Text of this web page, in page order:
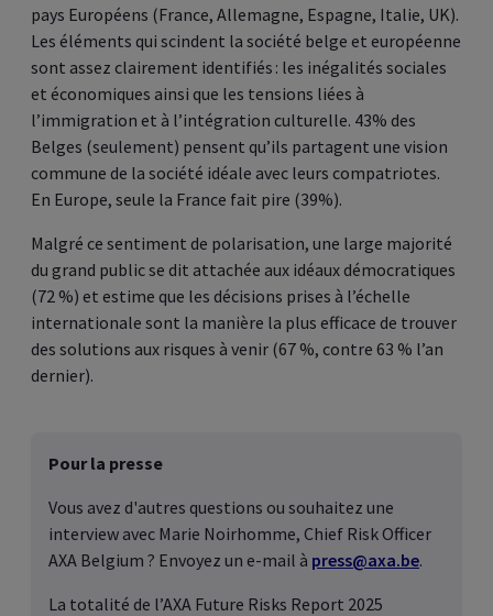
pays Européens (France, Allemagne, Espagne, Italie, UK).
Les éléments qui scindent la société belge et européenne
sont assez clairement identifiés : les inégalités sociales
et économiques ainsi que les tensions liées à
l’immigration et à l’intégration culturelle. 43% des
Belges (seulement) pensent qu’ils partagent une vision
commune de la société idéale avec leurs compatriotes.
En Europe, seule la France fait pire (39%).
Malgré ce sentiment de polarisation, une large majorité
du grand public se dit attachée aux idéaux démocratiques
(72 %) et estime que les décisions prises à l’échelle
internationale sont la manière la plus efficace de trouver
des solutions aux risques à venir (67 %, contre 63 % l’an
dernier).
Pour la presse
Vous avez d'autres questions ou souhaitez une
interview avec Marie Noirhomme, Chief Risk Officer
AXA Belgium ? Envoyez un e-mail à press@axa.be.
La totalité de l’AXA Future Risks Report 2025